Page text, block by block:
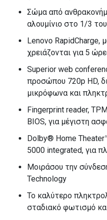
Σώμα από
αλουμίνιο στο 1/3
Lenovo RapidCharge,
χρειάζονται για 5
Superior web
προσώπου 720p HD,
μικρόφωνα και
Fingerprint reader,
BIOS, για μέγιστη
Dolby® Home
5000 integrated, για
Μοιράσου την
Technology
Το καλύτερο
σταδιακό φωτισμό